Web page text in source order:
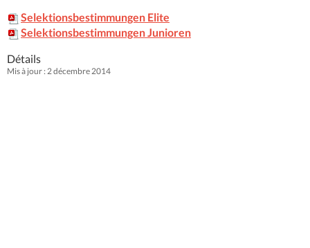
Selektionsbestimmungen Elite
Selektionsbestimmungen Junioren
Détails
Mis à jour : 2 décembre 2014